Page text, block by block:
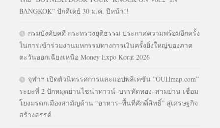
BANGKOK” ปักดีเดย์ 30 ม.ค. ปีหน้า!!
กรมบังคับคดี กระทรวงยุติธรรม ประกาศความพร้อมอีกครั้ง
ในการเข้าร่วมงานมหกรรมทางการเงินครั้งยิ่งใหญ่ของภาค
ตะวันออกเฉียงเหนือ Money Expo Korat 2026
จุฬาฯ เปิดตัวนิทรรศการและแอปพลิเคชัน “OUHmap.com”
ระยะที่ 2 ปักหมุดย่านไชน่าทาวน์–บรรทัดทอง–สามย่าน เชื่อม
โยงมรดกเมืองสามัญด้าน “อาหาร–พื้นที่ศักดิ์สิทธิ์” สู่เศรษฐกิจ
สร้างสรรค์